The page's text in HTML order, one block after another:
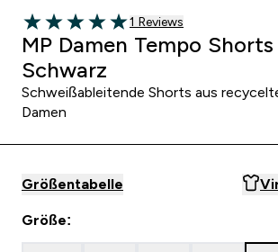
5 out of 5 stars
1 customer reviews
1 Reviews
MP Damen Tempo Shorts
Schwarz
Schweißableitende Shorts aus
Damen
Größentabelle
Größe: